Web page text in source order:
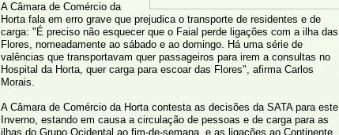
A Câmara de Comércio da
Horta fala em erro grave que prejudica o transporte de residentes e de
carga: "É preciso não esquecer que o Faial perde ligações com a ilha das
Flores, nomeadamente ao sábado e ao domingo. Há uma série de
valências que transportavam quer passageiros para irem a consultas no
Hospital da Horta, quer carga para escoar das Flores", afirma Carlos
Morais.
A Câmara de Comércio da Horta contesta as decisões da SATA para este
Inverno, estando em causa a circulação de pessoas e de carga para as
ilhas do Grupo Ocidental ao fim-de-semana, e as ligações ao Continente.